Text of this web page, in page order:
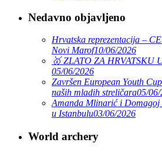
Nedavno objavljeno
Hrvatska reprezentacija –
Novi Marof10/06/2026
🥇 ZLATO ZA HRVATSKU
05/06/2026
Završen European Youth
naših mladih streličara05/
Amanda Mlinarić i Domagoj
u Istanbulu03/06/2026
World archery